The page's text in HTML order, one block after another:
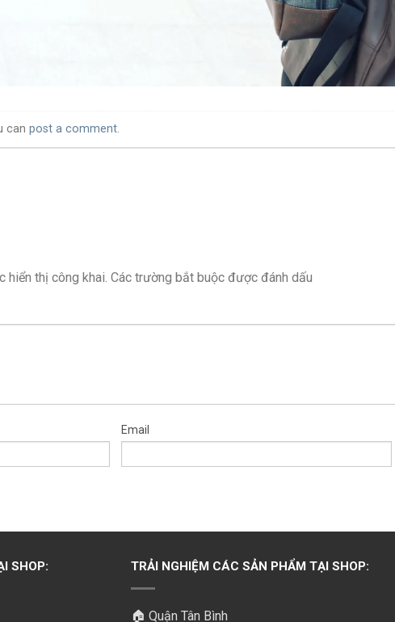
can post a comment.
hiển thị công khai. Các trường bắt buộc được đánh dấu
Email
SHOP: TRẢI NGHIỆM CÁC SẢN PHẨM TẠI SHOP:
🏠 Quận Tân Bình